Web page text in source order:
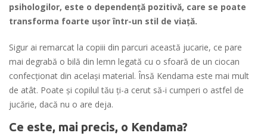
psihologilor, este o dependență pozitivă, care se poate
transforma foarte uşor într-un stil de viaţă.
Sigur ai remarcat la copiii din parcuri această jucarie, ce pare
mai degrabă o bilă din lemn legată cu o sfoară de un ciocan
confecționat din același material. Însă Kendama este mai mult
de atât. Poate și copilul tău ți-a cerut să-i cumperi o astfel de
jucărie, dacă nu o are deja.
Ce este, mai precis, o Kendama?